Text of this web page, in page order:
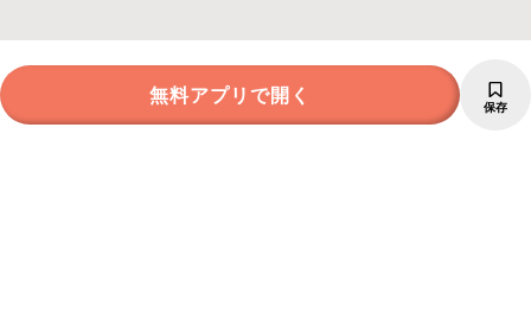
無料アプリで開く 保存